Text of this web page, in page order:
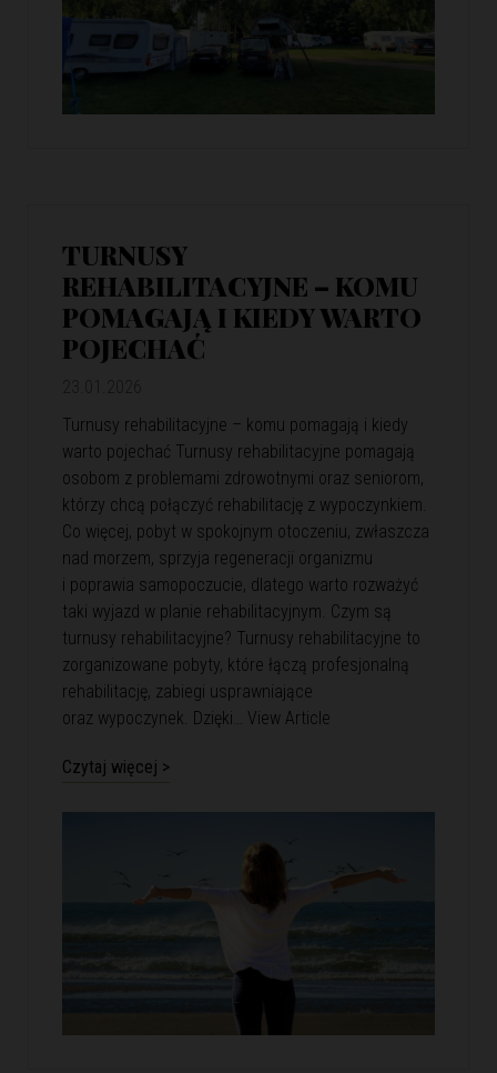
TURNUSY
REHABILITACYJNE – KOMU
POMAGAJĄ I KIEDY WARTO
POJECHAĆ
Turnusy rehabilitacyjne – komu pomagają i kiedy
warto pojechać Turnusy rehabilitacyjne pomagają
osobom z problemami zdrowotnymi oraz seniorom,
którzy chcą połączyć rehabilitację z wypoczynkiem.
Co więcej, pobyt w spokojnym otoczeniu, zwłaszcza
nad morzem, sprzyja regeneracji organizmu
i poprawia samopoczucie, dlatego warto rozważyć
taki wyjazd w planie rehabilitacyjnym. Czym są
turnusy rehabilitacyjne? Turnusy rehabilitacyjne to
zorganizowane pobyty, które łączą profesjonalną
rehabilitację, zabiegi usprawniające
oraz wypoczynek. Dzięki… View Article
Czytaj więcej >